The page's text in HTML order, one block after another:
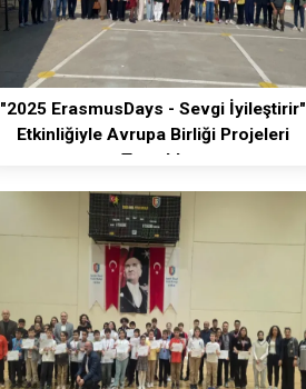
"2025 ErasmusDays - Sevgi İyileştirir"
Etkinliğiyle Avrupa Birliği Projeleri
Tanıtıldı